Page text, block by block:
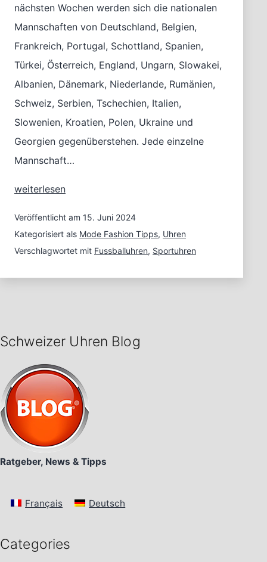
nächsten Wochen werden sich die nationalen
Mannschaften von Deutschland, Belgien,
Frankreich, Portugal, Schottland, Spanien,
Türkei, Österreich, England, Ungarn, Slowakei,
Albanien, Dänemark, Niederlande, Rumänien,
Schweiz, Serbien, Tschechien, Italien,
Slowenien, Kroatien, Polen, Ukraine und
Georgien gegenüberstehen. Jede einzelne
Mannschaft…
Sportliche
Europameisterschaft
weiterlesen
Veröffentlicht am 15. Juni 2024
Kategorisiert als Mode Fashion Tipps, Uhren
Verschlagwortet mit Fussballuhren, Sportuhren
Schweizer Uhren Blog
Ratgeber, News & Tipps
Français Deutsch
Categories